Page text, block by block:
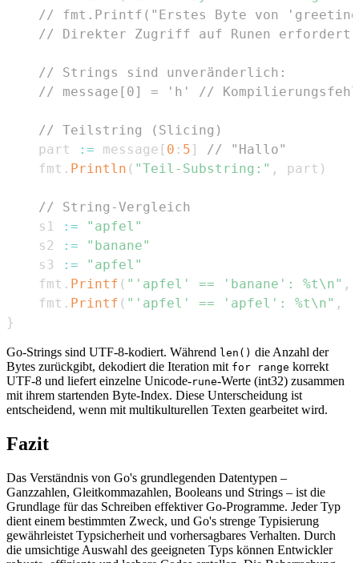
// fmt.Printf("Erstes Byte von
// Direkter Zugriff auf Runen erfordert
// Strings sind unveränderlich:
// message[0] = 'h' //
// Teilstring (Slicing)
	part
:= message [ 0 : 5 ]
// "Hallo"
	fmt
. Println ( "Teil-Substring:" , part )
// String-Vergleich
	s1
:=
"apfel"
	s2
:=
"banane"
	s3
:=
"apfel"
	fmt
. Printf ( "'apfel' == 'banane': %t\n" ,
	fmt
. Printf ( "'apfel' == 'apfel': %t\n" ,
}
Go-Strings sind UTF-8-kodiert. Während len() die Anzahl der
Bytes zurückgibt, dekodiert die Iteration mit for range korrekt
UTF-8 und liefert einzelne Unicode-rune-Werte (int32) zusammen
mit ihrem startenden Byte-Index. Diese Unterscheidung ist
entscheidend, wenn mit multikulturellen Texten gearbeitet wird.
Fazit
Das Verständnis von Go's grundlegenden Datentypen –
Ganzzahlen, Gleitkommazahlen, Booleans und Strings – ist die
Grundlage für das Schreiben effektiver Go-Programme. Jeder Typ
dient einem bestimmten Zweck, und Go's strenge Typisierung
gewährleistet Typsicherheit und vorhersagbares Verhalten. Durch
die umsichtige Auswahl des geeigneten Typs können Entwickler